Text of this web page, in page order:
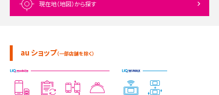
現在地（地図）から探す
au ショップ（一部店舗を除く）